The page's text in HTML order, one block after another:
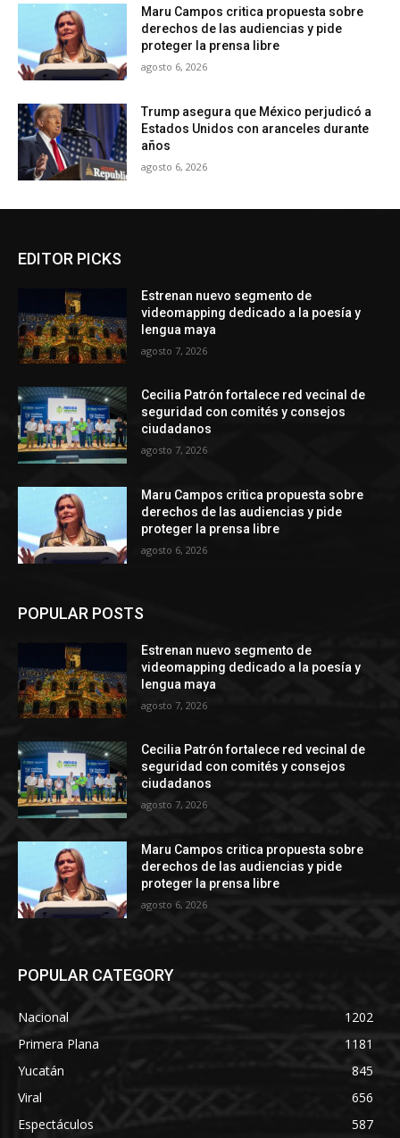
Maru Campos critica propuesta sobre
derechos de las audiencias y pide
proteger la prensa libre
agosto 6, 2026
Trump asegura que México perjudicó a
Estados Unidos con aranceles durante
años
agosto 6, 2026
EDITOR PICKS
Estrenan nuevo segmento de
videomapping dedicado a la poesía y
lengua maya
agosto 7, 2026
Cecilia Patrón fortalece red vecinal de
seguridad con comités y consejos
ciudadanos
agosto 7, 2026
Maru Campos critica propuesta sobre
derechos de las audiencias y pide
proteger la prensa libre
agosto 6, 2026
POPULAR POSTS
Estrenan nuevo segmento de
videomapping dedicado a la poesía y
lengua maya
agosto 7, 2026
Cecilia Patrón fortalece red vecinal de
seguridad con comités y consejos
ciudadanos
agosto 7, 2026
Maru Campos critica propuesta sobre
derechos de las audiencias y pide
proteger la prensa libre
agosto 6, 2026
POPULAR CATEGORY
Nacional
1202
Primera Plana
1181
Yucatán
845
Viral
656
Espectáculos
587